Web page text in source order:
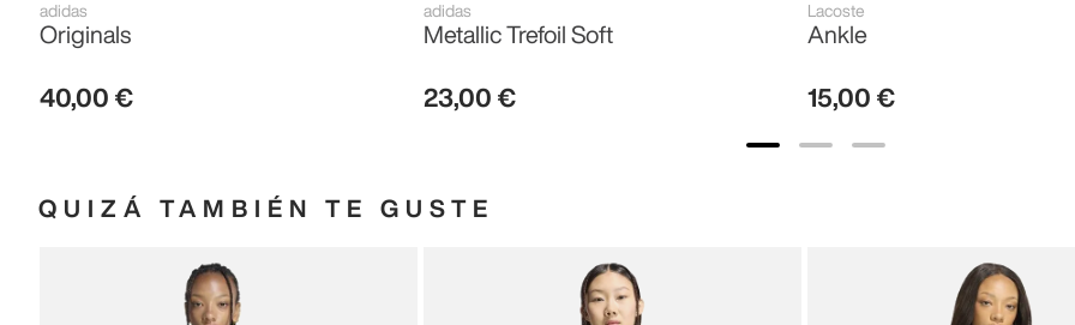
adidas
Originals
40,00 €
adidas
Metallic Trefoil Soft
23,00 €
Lacoste
Ankle
15,00 €
QUIZÁ TAMBIÉN TE GUSTE